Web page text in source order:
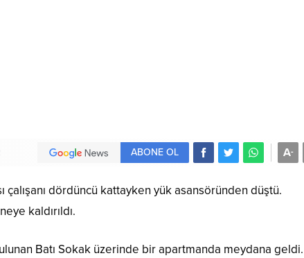
A-
ABONE OL
çalışanı dördüncü kattayken yük asansöründen düştü.
kaldırıldı.
Batı Sokak üzerinde bir apartmanda meydana geldi.